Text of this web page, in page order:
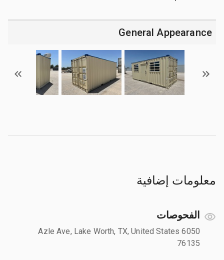
General Appearance
معلومات إضافية
الفحوصات
6050 Azle Ave, Lake Worth, TX, United States
76135